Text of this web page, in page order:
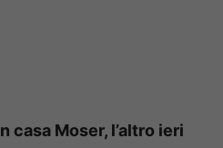
casa Moser, l’altro ieri